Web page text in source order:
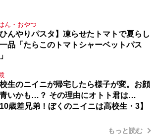
ん・おやつ
ひんやりパスタ】凍らせたトマトで夏らし
品「たらこのトマトシャーベットパス
生のニイニが帰宅したら様子が変。お顔
いかも…？ その理由にオトト君は…
10歳差兄弟！ぼくのニイニは高校生・3】
もっと読む